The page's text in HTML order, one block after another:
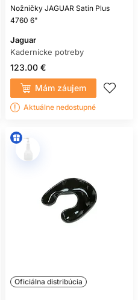
Nožničky JAGUAR Satin Plus
4760 6"
Jaguar
Kadernícke potreby
123.00 €
Mám záujem
Aktuálne nedostupné
Oficiálna distribúcia